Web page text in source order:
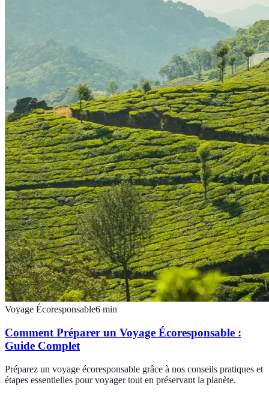
Voyage Écoresponsable6 min
Comment Préparer un Voyage Écoresponsable :
Guide Complet
Préparez un voyage écoresponsable grâce à nos conseils pratiques et
étapes essentielles pour voyager tout en préservant la planète.